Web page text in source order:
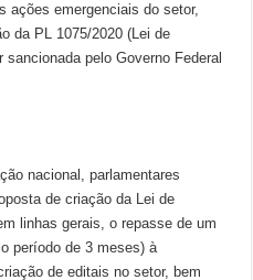
ações emergenciais do setor,
da PL 1075/2020 (Lei de
pelo Governo Federal
nacional, parlamentares
de criação da Lei de
linhas gerais, o repasse de um
período de 3 meses) à
de editais no setor, bem